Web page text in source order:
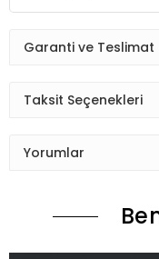
Garanti ve Teslimat
Taksit Seçenekleri
Yorumlar